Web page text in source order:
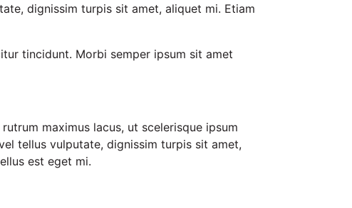
dignissim turpis sit amet, aliquet mi. Etiam
tincidunt. Morbi semper ipsum sit amet
maximus lacus, ut scelerisque ipsum
tellus vulputate, dignissim turpis sit amet,
est eget mi.